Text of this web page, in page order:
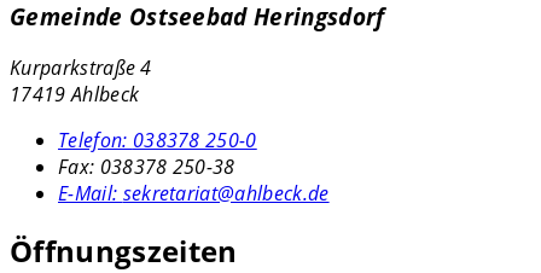
Gemeinde Ostseebad Heringsdorf
Kurparkstraße 4
17419 Ahlbeck
Telefon: 038378 250-0
Fax: 038378 250-38
E-Mail: sekretariat@ahlbeck.de
Öffnungszeiten